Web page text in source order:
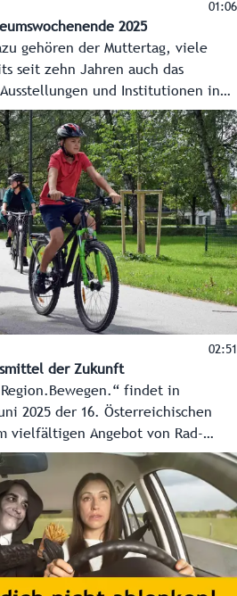
01:06
2025
gehören der Muttertag, viele
seit zehn Jahren auch das
und Institutionen in
öffnen heuer am 24. und 25. Mai
auf mehr. Als Bonus sind
an diesen beiden
gratis.
02:51
der Zukunft
findet in
2025 der 16. Österreichischen
vielfältigen Angebot von Rad-
bis hin zu Freizeit
Salzburg und ganz besonders
perfekten Locations für den
zahlreichen Maßnahmen und
sollen einen weiteren Boost für
besonders den Radverkehr